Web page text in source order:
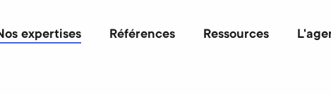
expertises Références Ressources